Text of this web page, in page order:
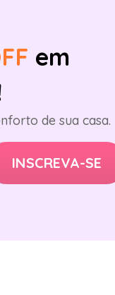
em
de sua casa.